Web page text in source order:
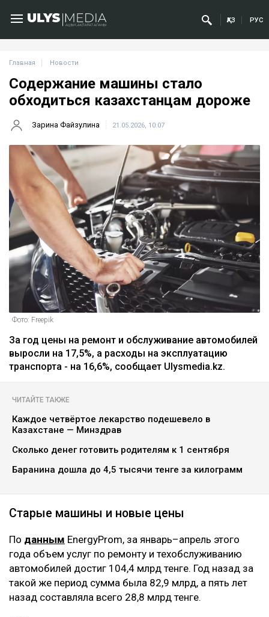
ҚАЗ РУС
Главная Новости
Содержание машины стало
обходиться казахстанцам дороже
Зарина Файзулина 21.05.2026, 10:07
Фото: Freepik
За год цены на ремонт и обслуживание автомобилей
выросли на 17,5%, а расходы на эксплуатацию
транспорта - на 16,6%, сообщает Ulysmedia.kz.
ЧИТАЙТЕ ТАКЖЕ
Каждое четвёртое лекарство подешевело в
Казахстане — Минздрав
Сколько денег готовить родителям к 1 сентября
Баранина дошла до 4,5 тысячи тенге за килограмм
Старые машины и новые цены
По данным EnergyProm, за январь–апрель этого
года объем услуг по ремонту и техобслуживанию
автомобилей достиг 104,4 млрд тенге. Год назад за
такой же период сумма была 82,9 млрд, а пять лет
назад составляла всего 28,8 млрд тенге.